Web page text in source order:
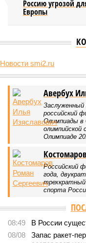
Россию угрозой
Европы
Новости smi2.ru
В
«Сказочного леса»
компании Capital Group
В нескольких
леса» пайщики ЖК
компании Capital
«Станция
В нескольких станциях от
«Станция Л»